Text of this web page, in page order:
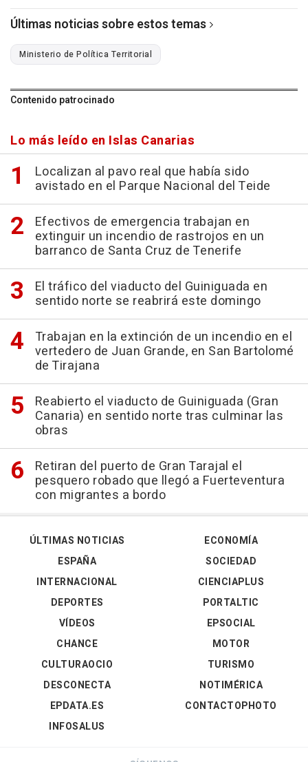
Últimas noticias sobre estos temas
Ministerio de Política Territorial
Contenido patrocinado
Lo más leído en Islas Canarias
Localizan al pavo real que había sido
avistado en el Parque Nacional del Teide
Efectivos de emergencia trabajan en
extinguir un incendio de rastrojos en un
barranco de Santa Cruz de Tenerife
El tráfico del viaducto del Guiniguada en
sentido norte se reabrirá este domingo
Trabajan en la extinción de un incendio en el
vertedero de Juan Grande, en San Bartolomé
de Tirajana
Reabierto el viaducto de Guiniguada (Gran
Canaria) en sentido norte tras culminar las
obras
Retiran del puerto de Gran Tarajal el
pesquero robado que llegó a Fuerteventura
con migrantes a bordo
ÚLTIMAS NOTICIAS
ESPAÑA
INTERNACIONAL
DEPORTES
VÍDEOS
ECONOMÍA
SOCIEDAD
CIENCIAPLUS
PORTALTIC
EPSOCIAL
CHANCE
CULTURAOCIO
DESCONECTA
EPDATA.ES
INFOSALUS
MOTOR
TURISMO
NOTIMÉRICA
CONTACTOPHOTO